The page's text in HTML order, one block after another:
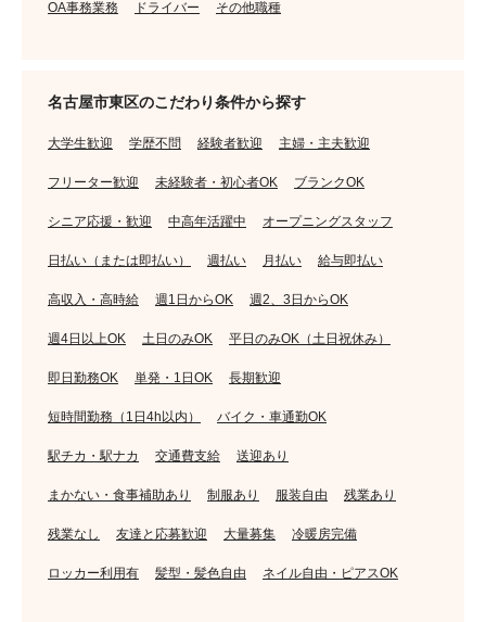
OA事務業務 ドライバー その他職種
名古屋市東区のこだわり条件から探す
大学生歓迎 学歴不問 経験者歓迎 主婦・主夫歓迎
フリーター歓迎 未経験者・初心者OK ブランクOK
シニア応援・歓迎 中高年活躍中 オープニングスタッフ
日払い（または即払い） 週払い 月払い 給与即払い
高収入・高時給 週1日からOK 週2、3日からOK
週4日以上OK 土日のみOK 平日のみOK（土日祝休み）
即日勤務OK 単発・1日OK 長期歓迎
短時間勤務（1日4h以内） バイク・車通勤OK
駅チカ・駅ナカ 交通費支給 送迎あり
まかない・食事補助あり 制服あり 服装自由 残業あり
残業なし 友達と応募歓迎 大量募集 冷暖房完備
ロッカー利用有 髪型・髪色自由 ネイル自由・ピアスOK